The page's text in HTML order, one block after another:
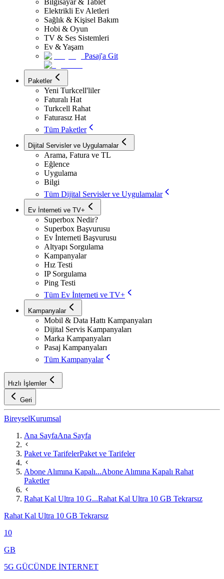
Bilgisayar & Tablet
Elektrikli Ev Aletleri
Sağlık & Kişisel Bakım
Hobi & Oyun
TV & Ses Sistemleri
Ev & Yaşam
Pasaj'a Git
Paketler
Yeni Turkcell'liler
Faturalı Hat
Turkcell Rahat
Faturasız Hat
Tüm Paketler
Dijital Servisler ve Uygulamalar
Arama, Fatura ve TL
Eğlence
Uygulama
Bilgi
Tüm Dijital Servisler ve Uygulamalar
Ev İnterneti ve TV+
Superbox Nedir?
Superbox Başvurusu
Ev İnterneti Başvurusu
Altyapı Sorgulama
Kampanyalar
Hız Testi
IP Sorgulama
Ping Testi
Tüm Ev İnterneti ve TV+
Kampanyalar
Mobil & Data Hattı Kampanyaları
Dijital Servis Kampanyaları
Marka Kampanyaları
Pasaj Kampanyaları
Tüm Kampanyalar
Hızlı İşlemler
Geri
BireyselKurumsal
Ana SayfaAna Sayfa
Paket ve TarifelerPaket ve Tarifeler
Abone Alımına Kapalı...Abone Alımına Kapalı Rahat
Paketler
Rahat Kal Ultra 10 G...Rahat Kal Ultra 10 GB Tekrarsız
Rahat Kal Ultra 10 GB Tekrarsız
10
GB
5G GÜCÜNDE İNTERNET